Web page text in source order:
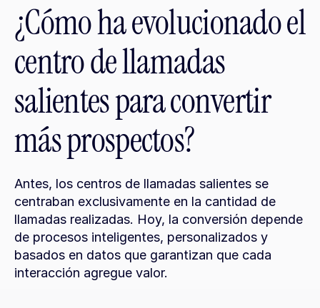
¿Cómo ha evolucionado el
centro de llamadas
salientes para convertir
más prospectos?
Antes, los centros de llamadas salientes se
centraban exclusivamente en la cantidad de
llamadas realizadas. Hoy, la conversión depende
de procesos inteligentes, personalizados y
basados en datos que garantizan que cada
interacción agregue valor.